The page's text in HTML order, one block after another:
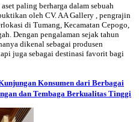
paling berharga dalam sebuah
oleh CV. AA Gallery , pengrajin
di Tumang, Kecamatan Cepogo,
Dengan pengalaman sejak tahun
dikenal sebagai produsen
juga sebagai destinasi favorit bagi
Konsumen dari Berbagai
dan Tembaga Berkualitas Tinggi